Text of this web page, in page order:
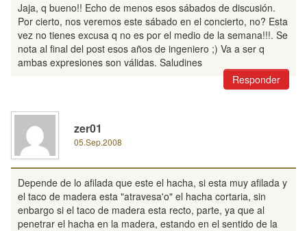
Jaja, q bueno!! Echo de menos esos sábados de discusión.
Por cierto, nos veremos este sábado en el concierto, no? Esta
vez no tienes excusa q no es por el medio de la semana!!!. Se
nota al final del post esos años de ingeniero ;) Va a ser q
ambas expresiones son válidas. Saludines
Responder
zer01
05.Sep.2008
Depende de lo afilada que este el hacha, si esta muy afilada y
el taco de madera esta "atravesa'o" el hacha cortaria, sin
enbargo si el taco de madera esta recto, parte, ya que al
penetrar el hacha en la madera, estando en el sentido de la